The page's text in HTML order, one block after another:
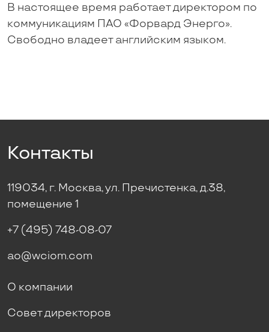
В настоящее время работает директором по
коммуникациям ПАО «Форвард Энерго».
Свободно владеет английским языком.
Контакты
119034, г. Москва, ул. Пречистенка, д.38,
помещение 1
+7 (495) 748-08-07
ao@wciom.com
О компании
Совет директоров